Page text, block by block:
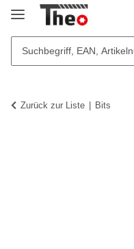
Zurück zur Liste Bits